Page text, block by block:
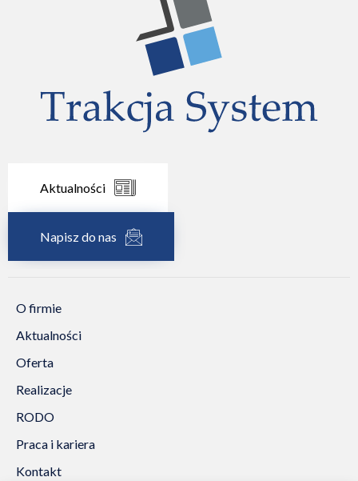
Aktualności
Napisz do nas
O firmie
Aktualności
Oferta
Realizacje
RODO
Praca i kariera
Kontakt